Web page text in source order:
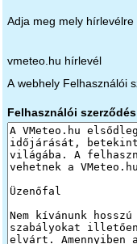
Adja meg mely hírlevélre
vmeteo.hu hírlevél
A webhely Felhasználói
Felhasználói szerződés